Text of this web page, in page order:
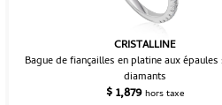
CRISTALLINE
Bague de fiançailles en platine aux
diamants
$1,879 hors taxe